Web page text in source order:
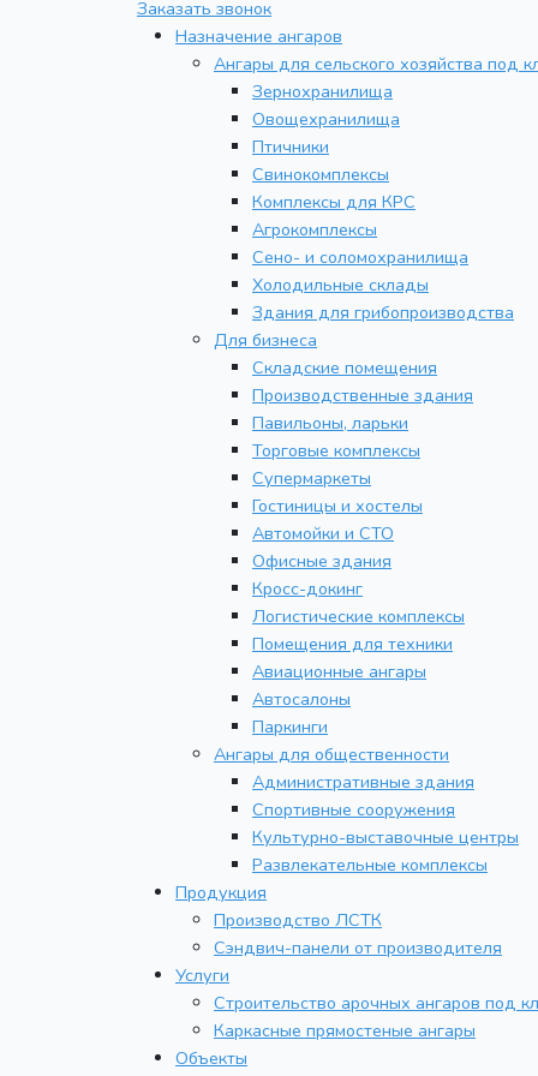
Заказать звонок
Назначение ангаров
Ангары для сельского хозяйства под
Зернохранилища
Овощехранилища
Птичники
Свинокомплексы
Комплексы для КРС
Агрокомплексы
Сено- и соломохранилища
Холодильные склады
Здания для грибопроизводства
Для бизнеса
Складские помещения
Производственные здания
Павильоны, ларьки
Торговые комплексы
Супермаркеты
Гостиницы и хостелы
Автомойки и СТО
Офисные здания
Кросс-докинг
Логистические комплексы
Помещения для техники
Авиационные ангары
Автосалоны
Паркинги
Ангары для общественности
Административные здания
Спортивные сооружения
Культурно-выставочные центры
Развлекательные комплексы
Продукция
Производство ЛСТК
Сэндвич-панели от производителя
Услуги
Строительство арочных ангаров под
Каркасные прямостеные ангары
Объекты